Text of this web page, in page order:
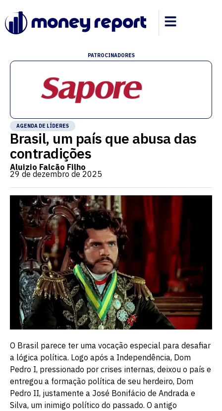
PATROCINADORES
AGENDA DE LÍDERES
Brasil, um país que abusa das
contradições
Aluizio Falcão Filho
29 de dezembro de 2025
O Brasil parece ter uma vocação especial para desafiar
a lógica política. Logo após a Independência, Dom
Pedro I, pressionado por crises internas, deixou o país e
entregou a formação política de seu herdeiro, Dom
Pedro II, justamente a José Bonifácio de Andrada e
Silva, um inimigo político do passado. O antigo